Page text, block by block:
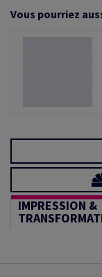
Vous pourriez
IMPRESSION &